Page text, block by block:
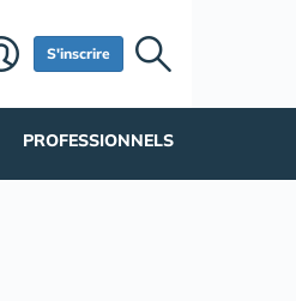
S'inscrire
PROFESSIONNELS